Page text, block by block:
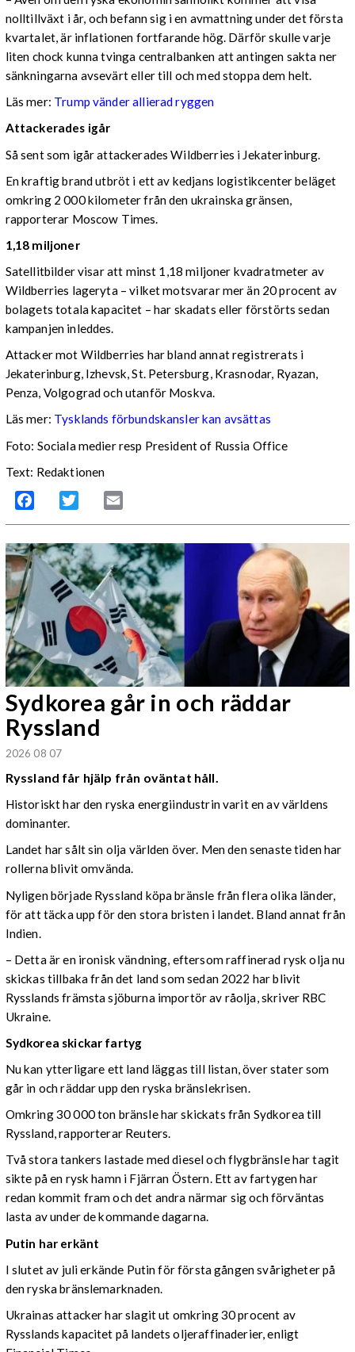
nolltillväxt i år, och befann sig i en avmattning under det första
kvartalet, är inflationen fortfarande hög. Därför skulle varje
liten chock kunna tvinga centralbanken att antingen sakta ner
sänkningarna avsevärt eller till och med stoppa dem helt.
Läs mer: Trump vänder allierad ryggen
Attackerades igår
Så sent som igår attackerades Wildberries i Jekaterinburg.
En kraftig brand utbröt i ett av kedjans logistikcenter beläget
omkring 2 000 kilometer från den ukrainska gränsen,
rapporterar Moscow Times.
1,18 miljoner
Satellitbilder visar att minst 1,18 miljoner kvadratmeter av
Wildberries lageryta – vilket motsvarar mer än 20 procent av
bolagets totala kapacitet – har skadats eller förstörts sedan
kampanjen inleddes.
Attacker mot Wildberries har bland annat registrerats i
Jekaterinburg, Izhevsk, St. Petersburg, Krasnodar, Ryazan,
Penza, Volgograd och utanför Moskva.
Läs mer: Tysklands förbundskansler kan avsättas
Foto: Sociala medier resp President of Russia Office
Text: Redaktionen
Facebook Twitter
Sydkorea går in och räddar
Ryssland
2026 08 07
Ryssland får hjälp från oväntat håll.
Historiskt har den ryska energiindustrin varit en av världens
dominanter.
Landet har sålt sin olja världen över. Men den senaste tiden har
rollerna blivit omvända.
Nyligen började Ryssland köpa bränsle från flera olika länder,
för att täcka upp för den stora bristen i landet. Bland annat från
Indien.
– Detta är en ironisk vändning, eftersom raffinerad rysk olja nu
skickas tillbaka från det land som sedan 2022 har blivit
Rysslands främsta sjöburna importör av råolja, skriver RBC
Ukraine.
Sydkorea skickar fartyg
Nu kan ytterligare ett land läggas till listan, över stater som
går in och räddar upp den ryska bränslekrisen.
Omkring 30 000 ton bränsle har skickats från Sydkorea till
Ryssland, rapporterar Reuters.
Två stora tankers lastade med diesel och flygbränsle har tagit
sikte på en rysk hamn i Fjärran Östern. Ett av fartygen har
redan kommit fram och det andra närmar sig och förväntas
lasta av under de kommande dagarna.
Putin har erkänt
I slutet av juli erkände Putin för första gången svårigheter på
den ryska bränslemarknaden.
Ukrainas attacker har slagit ut omkring 30 procent av
Rysslands kapacitet på landets oljeraffinaderier, enligt